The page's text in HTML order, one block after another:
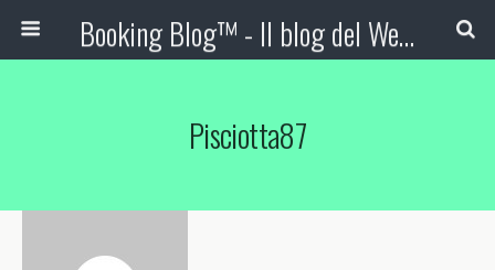
Booking Blog™ - Il blog del Web Marketing Turistico
Pisciotta87